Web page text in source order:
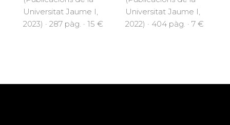
Universitat Jaume I,
2023) · 287 pàg. · 15 €
Universitat Jaume I,
2022) · 404 pàg. · 7 €